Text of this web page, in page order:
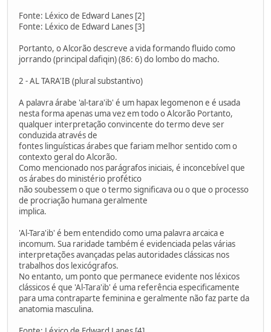
Fonte: Léxico de Edward Lanes [2]
Fonte: Léxico de Edward Lanes [3]
Portanto, o Alcorão descreve a vida formando fluido como
jorrando (principal dafiqin) (86: 6) do lombo do macho.
2 - AL TARA'IB (plural substantivo)
A palavra árabe 'al-tara'ib' é um hapax legomenon e é usada
nesta forma apenas uma vez em todo o Alcorão Portanto,
qualquer interpretação convincente do termo deve ser
conduzida através de
fontes linguísticas árabes que fariam melhor sentido com o
contexto geral do Alcorão.
Como mencionado nos parágrafos iniciais, é inconcebível que
os árabes do ministério profético
não soubessem o que o termo significava ou o que o processo
de procriação humana geralmente
implica.
'Al-Tara'ib' é bem entendido como uma palavra arcaica e
incomum. Sua raridade também é evidenciada pelas várias
interpretações avançadas pelas autoridades clássicas nos
trabalhos dos lexicógrafos.
No entanto, um ponto que permanece evidente nos léxicos
clássicos é que 'Al-Tara'ib' é uma referência especificamente
para uma contraparte feminina e geralmente não faz parte da
anatomia masculina.